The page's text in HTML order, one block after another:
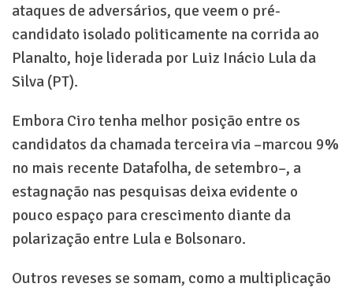
ataques de adversários, que veem o pré-
candidato isolado politicamente na corrida ao
Planalto, hoje liderada por Luiz Inácio Lula da
Silva (PT).
Embora Ciro tenha melhor posição entre os
candidatos da chamada terceira via –marcou 9%
no mais recente Datafolha, de setembro–, a
estagnação nas pesquisas deixa evidente o
pouco espaço para crescimento diante da
polarização entre Lula e Bolsonaro.
Outros reveses se somam, como a multiplicação